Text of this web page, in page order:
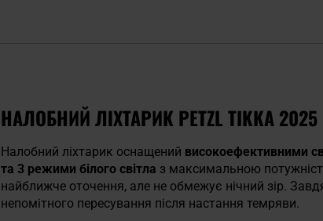
НАЛОБНИЙ ЛІХТАРИК PETZL TIKKA
Налобний ліхтарик оснащений високоефективними
та 3 режими білого світла з максимальною
найближче оточення, але не обмежує нічний зір.
непомітного пересування після настання темряви.